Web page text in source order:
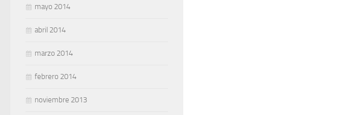
mayo 2014
abril 2014
marzo 2014
febrero 2014
noviembre 2013